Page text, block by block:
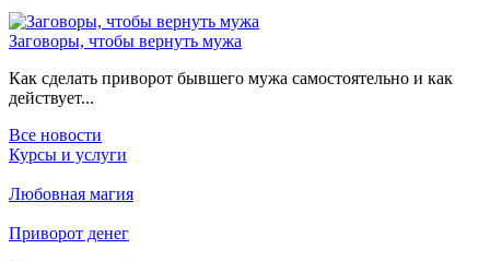
Заговоры, чтобы вернуть мужа
Как сделать приворот бывшего мужа самостоятельно и как
действует...
Все новости
Курсы и услуги
Любовная магия
Приворот денег